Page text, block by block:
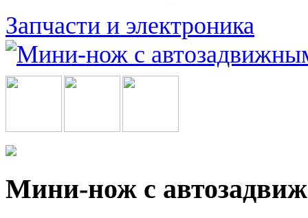
Запчасти и электроника
Мини-нож с